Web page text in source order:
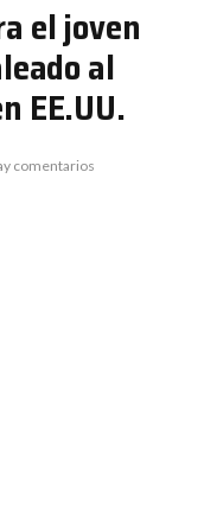
el joven
al
EE.UU.
comentarios